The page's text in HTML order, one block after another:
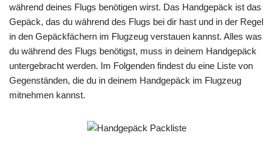
während deines Flugs benötigen wirst. Das Handgepäck ist das
Gepäck, das du während des Flugs bei dir hast und in der Regel
in den Gepäckfächern im Flugzeug verstauen kannst. Alles was
du während des Flugs benötigst, muss in deinem Handgepäck
untergebracht werden. Im Folgenden findest du eine Liste von
Gegenständen, die du in deinem Handgepäck im Flugzeug
mitnehmen kannst.